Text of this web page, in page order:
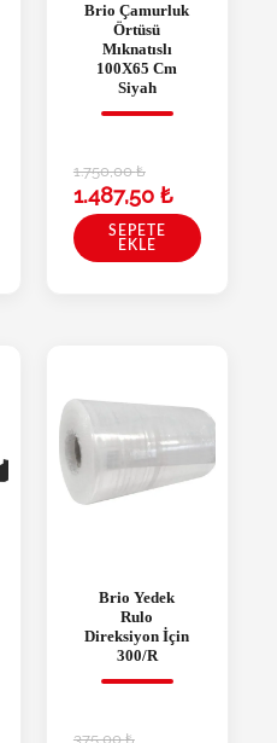
Brio Çamurluk
Örtüsü
Mıknatıslı
100X65 Cm
Siyah
1.750,00₺
1.487,50 ₺
SEPETE
EKLE
Brio Yedek
Rulo
Direksiyon İçin
300/R
375,00₺